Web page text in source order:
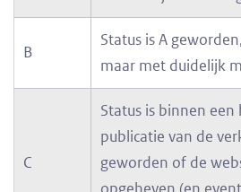
B
Status is A
maar met duidelijk
C
Status is binnen een
publicatie van de
geworden of de